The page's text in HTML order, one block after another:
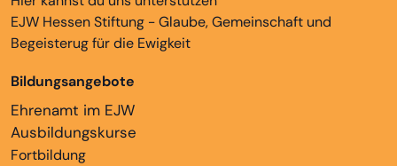
EJW Hessen Stiftung - Glaube, Gemeinschaft und
Begeisterug für die Ewigkeit
Bildungsangebote
Ehrenamt im EJW
Ausbildungskurse
Fortbildung